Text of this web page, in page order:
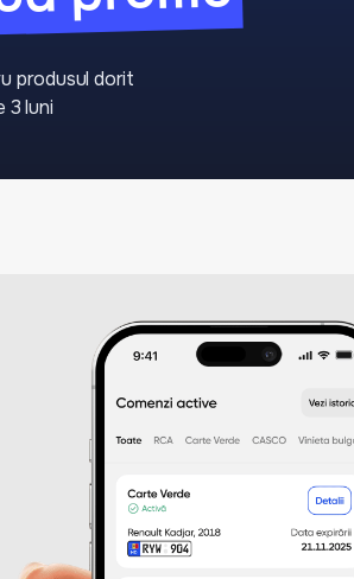
produsul dorit
3 luni